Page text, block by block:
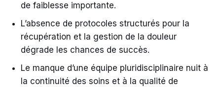
de faiblesse importante.
L’absence de protocoles structurés pour la
récupération et la gestion de la douleur
dégrade les chances de succès.
Le manque d’une équipe pluridisciplinaire nuit à
la continuité des soins et à la qualité de